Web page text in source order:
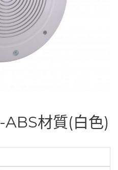
材質(白色)